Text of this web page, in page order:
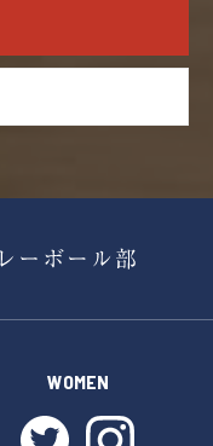
WOMEN
twitter